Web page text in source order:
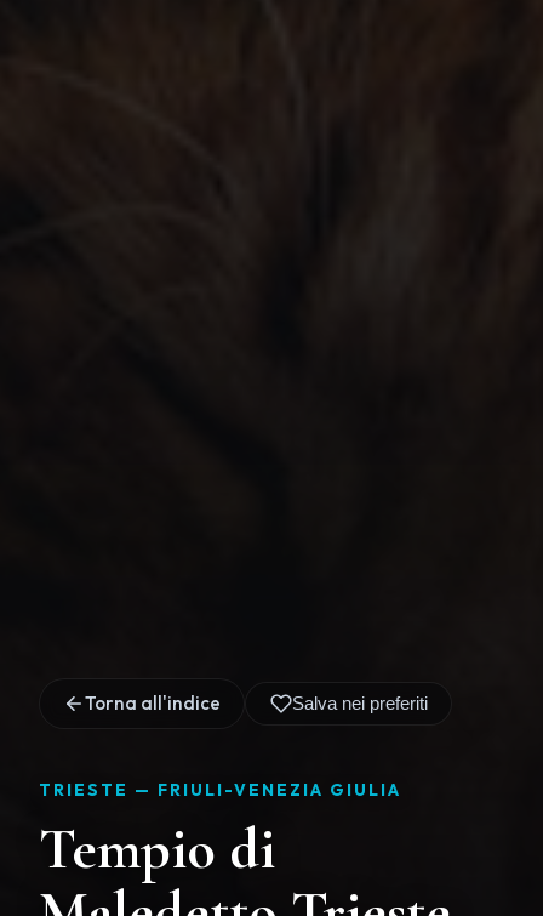
Torna all'indice Salva nei preferiti
TRIESTE — FRIULI-VENEZIA GIULIA
Tempio di